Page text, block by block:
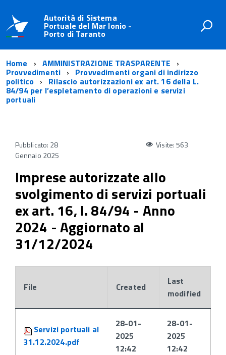
Autorità di Sistema
Portuale del Mar Ionio -
Porto di Taranto
Home AMMINISTRAZIONE TRASPARENTE
Provvedimenti Provvedimenti organi di indirizzo
politico Rilascio autorizzazioni ex art. 16 della L.
84/94 per l’espletamento di operazioni e servizi
portuali
Pubblicato: 28
Gennaio 2025
Visite: 563
Imprese autorizzate allo
svolgimento di servizi portuali
ex art. 16, l. 84/94 - Anno
2024 - Aggiornato al
31/12/2024
File Created
Last
modified
Servizi portuali al
31.12.2024.pdf
28-01-
2025
12:42
28-01-
2025
12:42